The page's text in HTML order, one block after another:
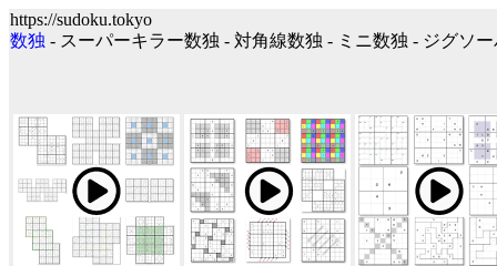
https://sudoku.tokyo
数独 - スーパーキラー数独 - 対角線数独 - ミニ数独 - ジグソ